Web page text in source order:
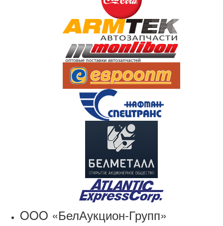
OOO «БелАукцион-Групп»